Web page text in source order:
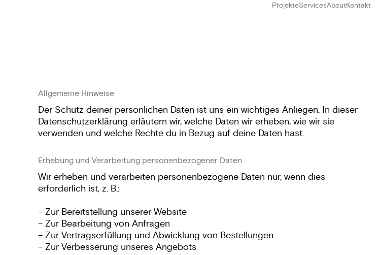
ProjekteServicesAboutKontakt
Allgemeine Hinweise
Der Schutz deiner persönlichen Daten ist uns ein wichtiges Anliegen. In dieser
Datenschutzerklärung erläutern wir, welche Daten wir erheben, wie wir sie
verwenden und welche Rechte du in Bezug auf deine Daten hast.
Erhebung und Verarbeitung personenbezogener Daten
Wir erheben und verarbeiten personenbezogene Daten nur, wenn dies
erforderlich ist, z. B.:
– Zur Bereitstellung unserer Website
– Zur Bearbeitung von Anfragen
– Zur Vertragserfüllung und Abwicklung von Bestellungen
– Zur Verbesserung unseres Angebots